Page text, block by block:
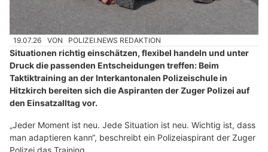
19.07.26 VON POLIZEI.NEWS REDAKTION
Situationen richtig einschätzen, flexibel handeln und unter
Druck die passenden Entscheidungen treffen: Beim
Taktiktraining an der Interkantonalen Polizeischule in
Hitzkirch bereiten sich die Aspiranten der Zuger Polizei auf
den Einsatzalltag vor.
„Jeder Moment ist neu. Jede Situation ist neu. Wichtig ist, dass
man adaptieren kann“, beschreibt ein Polizeiaspirant der Zuger
Polizei das Training.